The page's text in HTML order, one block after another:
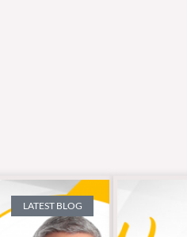
LATEST BLOG